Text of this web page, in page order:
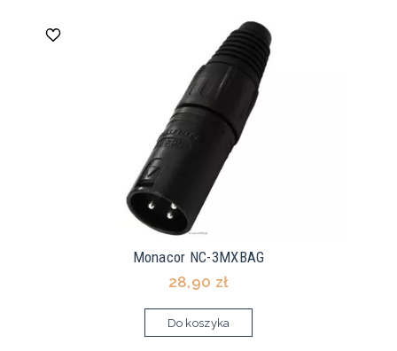
Monacor NC-3MXBAG
28,90 zł
Do koszyka